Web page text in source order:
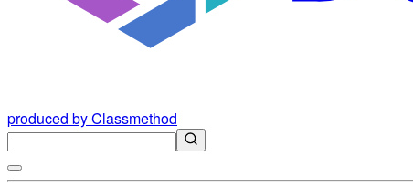
produced by Classmethod